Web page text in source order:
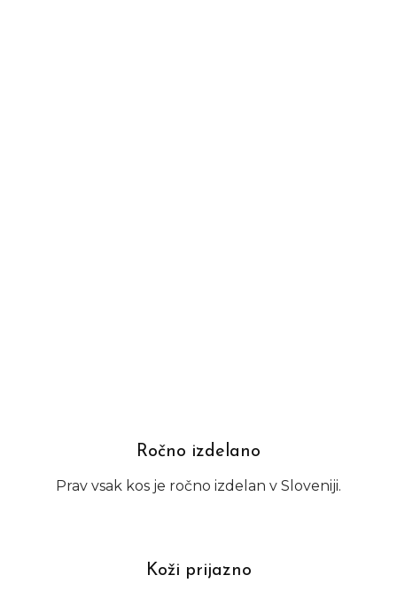
Ročno izdelano
Prav vsak kos je ročno izdelan v Sloveniji.
Koži prijazno